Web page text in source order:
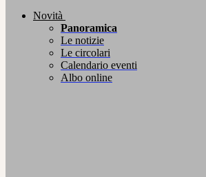
Novità
Panoramica
Le notizie
Le circolari
Calendario eventi
Albo online